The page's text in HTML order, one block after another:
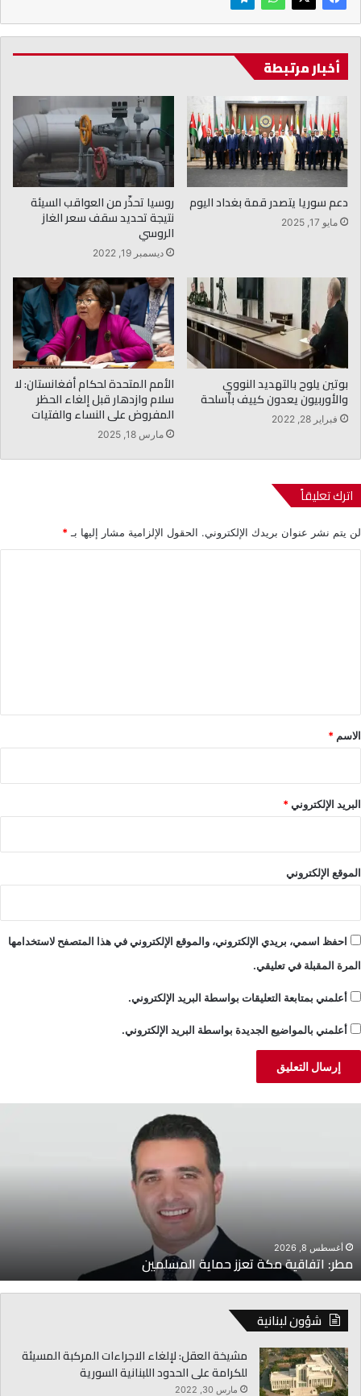
أخبار مرتبطة
دعم سوريا يتصدر قمة بغداد اليوم
مايو 17, 2025
روسيا تحذّر من العواقب السيئة
نتيجة تحديد سقف سعر الغاز
الروسي
ديسمبر 19, 2022
بوتين يلوح بالتهديد النووي
والأوربيون يعدون كييف بأسلحة
فبراير 28, 2022
الأمم المتحدة لحكام أفغانستان: لا
سلام وازدهار قبل إلغاء الحظر
المفروض على النساء والفتيات
مارس 18, 2025
اترك تعليقاً
لن يتم نشر عنوان بريدك الإلكتروني. الحقول الإلزامية مشار إليها بـ *
*
الاسم *
البريد الإلكتروني*
الموقع الإلكتروني
احفظ اسمي، بريدي الإلكتروني، والموقع الإلكتروني في هذا المتصفح لاستخدامها
المرة المقبلة في تعليقي.
أعلمني بمتابعة التعليقات بواسطة البريد الإلكتروني.
أعلمني بالمواضيع الجديدة بواسطة البريد الإلكتروني.
أغسطس 8, 2026
مطر: اتفاقية مكة تعزز حماية المسلمين
شؤون لبنانية
مشيخة العقل: لإلغاء الاجراءات المركبة المسيئة
للكرامة على الحدود اللبنانية السورية
مارس 30, 2022